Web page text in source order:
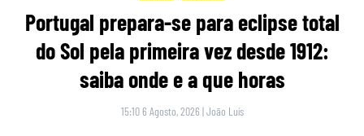
Portugal prepara-se para eclipse total
do Sol pela primeira vez desde 1912:
saiba onde e a que horas
15:10 6 Agosto, 2026 |João Luís